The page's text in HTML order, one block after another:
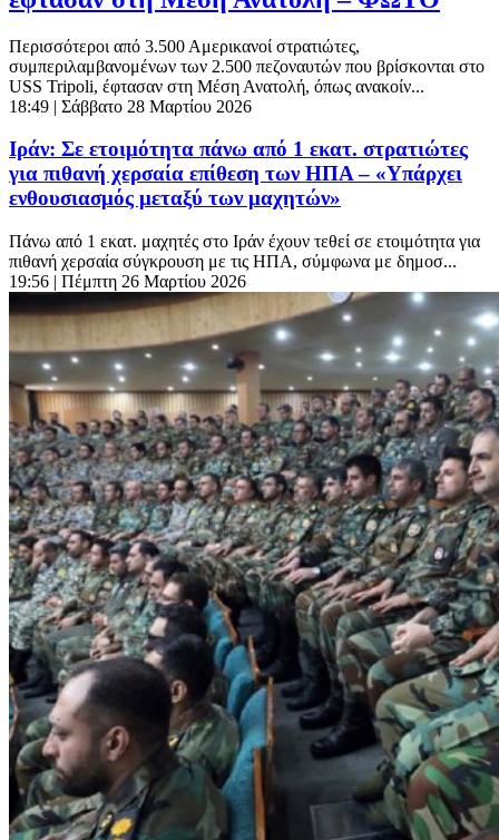
Περισσότεροι από 3.500 Αμερικανοί στρατιώτες,
συμπεριλαμβανομένων των 2.500 πεζοναυτών που βρίσκονται στο
USS Tripoli, έφτασαν στη Μέση Ανατολή, όπως ανακοίν...
18:49 | Σάββατο 28 Μαρτίου 2026
Ιράν: Σε ετοιμότητα πάνω από 1 εκατ. στρατιώτες
για πιθανή χερσαία επίθεση των ΗΠΑ – «Υπάρχει
ενθουσιασμός μεταξύ των μαχητών»
Πάνω από 1 εκατ. μαχητές στο Ιράν έχουν τεθεί σε ετοιμότητα για
πιθανή χερσαία σύγκρουση με τις ΗΠΑ, σύμφωνα με δημοσ...
19:56 | Πέμπτη 26 Μαρτίου 2026